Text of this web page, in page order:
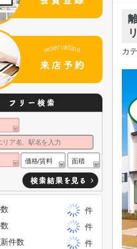
カ
価格/賃料 面積
件
件
件数
件